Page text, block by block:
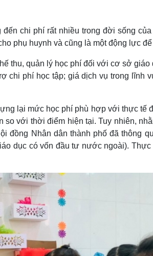
chi phí rất nhiều trong đời sống
phụ huynh và cũng là một động lực
thu, quản lý học phí đối với cơ sở
chi phí học tập; giá dịch vụ trong lĩnh
lại mức học phí phù hợp với thực tế
với thời điểm hiện tại. Tuy nhiên,
đồng Nhân dân thành phố đã thông
dục có vốn đầu tư nước ngoài).